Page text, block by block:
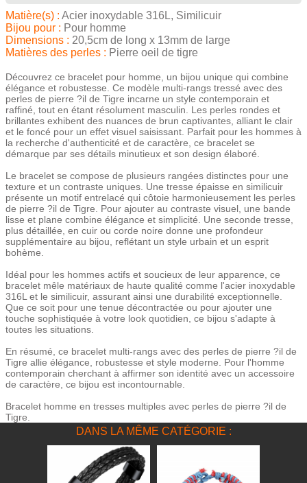
Matière(s) : Acier inoxydable 316L, Similicuir
Bijou pour : Pour homme
Dimensions : 20,5cm de long x 13mm de large
Matières des perles : Pierre oeil de tigre
Découvrez ce bracelet pour homme, un bijou unique qui combine
élégance et robustesse. Ce modèle multi-rangs tressé avec des
perles de pierre ?il de Tigre incarne un style contemporain et
raffiné, tout en étant résolument masculin. Les perles rondes et
brillantes exhibent des nuances de brun captivantes, alliant le clair
et le foncé pour un effet visuel saisissant. Parfait pour les hommes à
la recherche d'authenticité et de caractère, ce bracelet se
démarque par ses détails minutieux et son design élaboré.
Le bracelet se compose de plusieurs rangées distinctes pour une
texture et un contraste uniques. Une tresse épaisse en similicuir
présente un motif entrelacé qui côtoie harmonieusement les perles
de pierre ?il de Tigre. Pour ajouter au contraste visuel, une bande
lisse et plane combine élégance et simplicité. Une seconde tresse,
plus détaillée, en cuir ou corde noire donne une profondeur
supplémentaire au bijou, reflétant un style urbain et un esprit
bohème.
Idéal pour les hommes actifs et soucieux de leur apparence, ce
bracelet mêle matériaux de haute qualité comme l'acier inoxydable
316L et le similicuir, assurant ainsi une durabilité exceptionnelle.
Que ce soit pour une tenue décontractée ou pour ajouter une
touche sophistiquée à votre look quotidien, ce bijou s'adapte à
toutes les situations.
En résumé, ce bracelet multi-rangs avec des perles de pierre ?il de
Tigre allie élégance, robustesse et style moderne. Pour l'homme
contemporain cherchant à affirmer son identité avec un accessoire
de caractère, ce bijou est incontournable.
Bracelet homme en tresses multiples avec perles de pierre ?il de
Tigre.
DANS LA MÊME CATÉGORIE :